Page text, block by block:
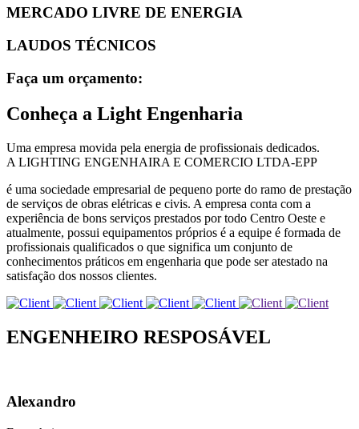
MERCADO LIVRE DE ENERGIA
LAUDOS TÉCNICOS
Faça um orçamento:
Conheça a Light Engenharia
Uma empresa movida pela energia de profissionais dedicados.
A LIGHTING ENGENHAIRA E COMERCIO LTDA-EPP
é uma sociedade empresarial de pequeno porte do ramo de prestação
de serviços de obras elétricas e civis. A empresa conta com a
experiência de bons serviços prestados por todo Centro Oeste e
atualmente, possui equipamentos próprios é a equipe é formada de
profissionais qualificados o que significa um conjunto de
conhecimentos práticos em engenharia que pode ser atestado na
satisfação dos nossos clientes.
ENGENHEIRO RESPOSÁVEL
Alexandro